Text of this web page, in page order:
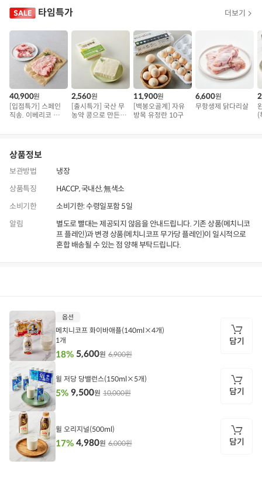
타임특가 더보기
40,900원
[입점특가] 스페인
직송. 이베리코 삼
2,560원
[출시특가] 국산 무
농약 콩으로 만든
11,900원
[백봉오골계] 자유
방목 유정란 10구
6,600원
무항생제 닭다리살
(
상품정보
보관방법
냉장
상품특징
HACCP, 국내산, 無색소
소비기한
소비기한: 수령일포함 5일
알림
별도로 빨대는 제공되지 않음을 안내드립니다. 기존 상품(메치니코
프 플레인)과 변경 상품(메치니코프 무가당 플레인)이 일시적으로
혼합 배송될 수 있는 점 양해 부탁드립니다.
상
품
정
보
담
기
옵션
메치니코프 화이바애플(140ml×4개)
1개
6,900원
18% 5,600원
담기
담
윌 저당 당밸런스(150ml×5개)
10,000원
5% 9,500원 담기
담
윌 오리지널(500ml)
6,000원
17% 4,980원 담기